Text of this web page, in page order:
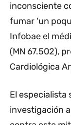
inconsciente
fumar 'un
Infobae el
(MN 67.502),
Cardiológica
El especialista
investigación